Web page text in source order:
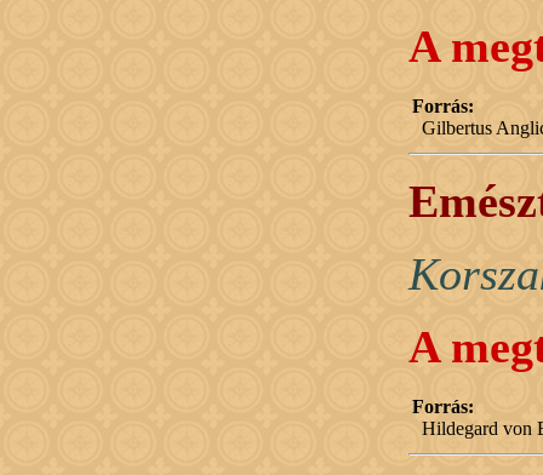
A
Forrás:
Gilbertus
A
Forrás:
Hildegard von